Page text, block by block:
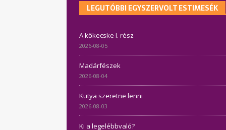
LEGUTÓBBI EGYSZERVOLT ESTIMESÉK
A kőkecske I. rész
2026-08-05
Madárfészek
2026-08-04
Kutya szeretne lenni
2026-08-03
Ki a legelébbvaló?